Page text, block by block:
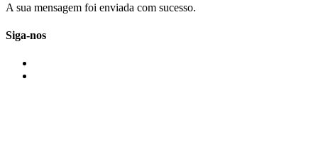
A sua mensagem foi enviada com sucesso.
Siga-nos